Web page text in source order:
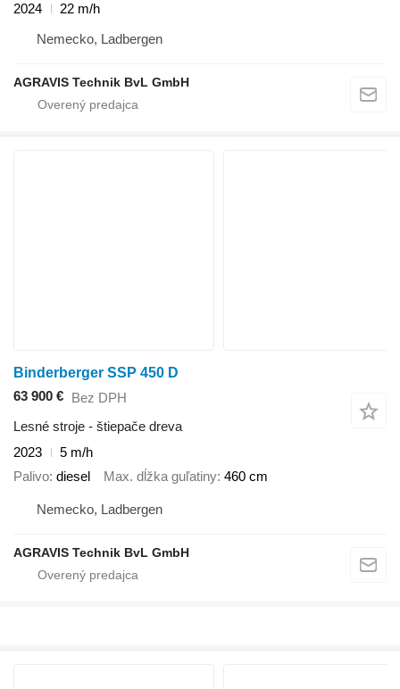
2024
22 m/h
Nemecko, Ladbergen
AGRAVIS Technik BvL GmbH
Binderberger SSP 450 D
63 900 € Bez DPH
Lesné stroje - štiepače dreva
2023
5 m/h
Palivo diesel Max. dĺžka guľatiny 460 cm
Nemecko, Ladbergen
AGRAVIS Technik BvL GmbH